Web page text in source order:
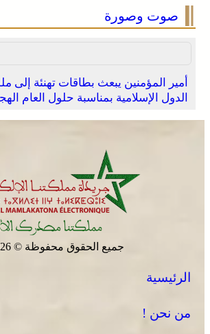
صوت وصورة
أمير المؤمنين يبعث بطاقات تهنئة إلى
الدول الإسلامية بمناسبة حلول العام الهجري
جميع الحقوق محفوظة © 2026
الرئيسية
من نحن !